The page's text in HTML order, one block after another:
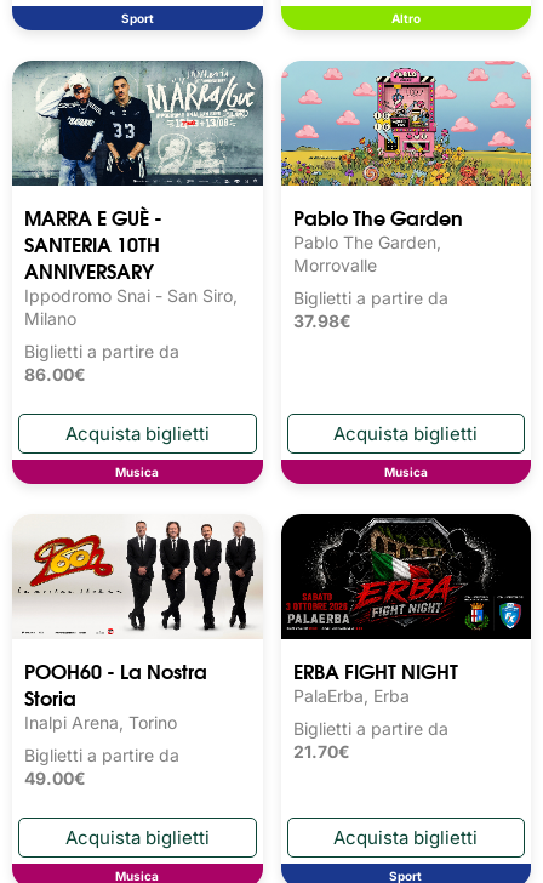
Sport Altro
MARRA E GUÈ -
SANTERIA 10TH
ANNIVERSARY
Ippodromo Snai - San Siro,
Milano
Biglietti a partire da
86.00€
Musica
Pablo The Garden
Pablo The Garden,
Morrovalle
Biglietti a partire da
37.98€
Musica
POOH60 - La Nostra
Storia
Inalpi Arena, Torino
Biglietti a partire da
49.00€
Musica
ERBA FIGHT NIGHT
PalaErba, Erba
Biglietti a partire da
21.70€
Sport